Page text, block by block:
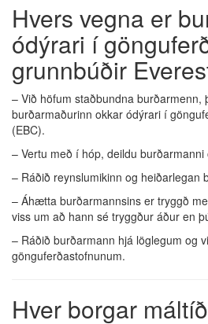
Hvers vegna er
ódýrari í
grunnbúðir
– Við höfum staðbundna burðarmenn,
burðarmaðurinn okkar ódýrari í
(EBC).
– Vertu með í hóp, deildu
– Ráðið reynslumikinn og heiðarlegan
– Áhætta burðarmannsins er tryggð
viss um að hann sé tryggður áður en
– Ráðið burðarmann hjá löglegum og
gönguferðastofnunum.
Hver borgar